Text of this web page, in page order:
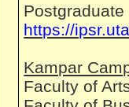
https://
Kampar
Faculty of